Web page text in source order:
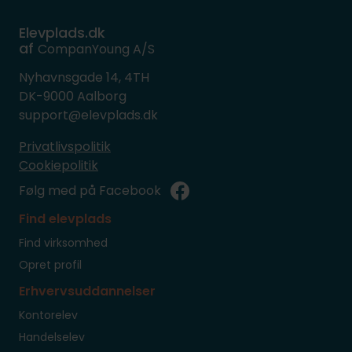
Elevplads.dk
af CompanYoung A/S
Nyhavnsgade 14, 4TH
DK-9000 Aalborg
support@elevplads.dk
Privatlivspolitik
Cookiepolitik
Følg med på Facebook
Find elevplads
Find virksomhed
Opret profil
Erhvervsuddannelser
Kontorelev
Handelselev